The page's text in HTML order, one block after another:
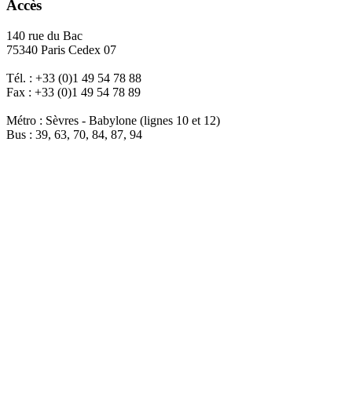
Accès
140 rue du Bac
75340 Paris Cedex 07
Tél. : +33 (0)1 49 54 78 88
Fax : +33 (0)1 49 54 78 89
Métro : Sèvres - Babylone (lignes 10 et 12)
Bus : 39, 63, 70, 84, 87, 94